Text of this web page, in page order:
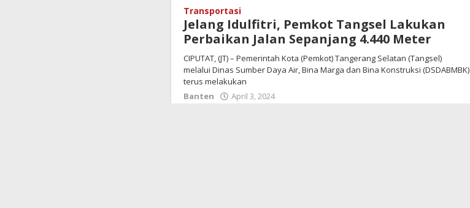
Transportasi
Jelang Idulfitri, Pemkot Tangsel Lakukan
Perbaikan Jalan Sepanjang 4.440 Meter
CIPUTAT, (JT) – Pemerintah Kota (Pemkot) Tangerang Selatan (Tangsel)
melalui Dinas Sumber Daya Air, Bina Marga dan Bina Konstruksi (DSDABMBK)
terus melakukan
Banten
April 3, 2024